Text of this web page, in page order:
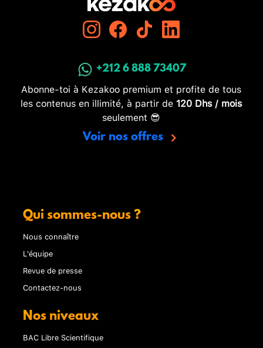
+212 6 888 73407
Abonne-toi à Kezakoo premium et profite de tous
les contenus en illimité, à partir de 120 Dhs / mois
seulement 😎
Voir nos offres
Qui sommes-nous ?
Nous connaître
L'équipe
Revue de presse
Contactez-nous
Nos niveaux
BAC Libre Scientifique